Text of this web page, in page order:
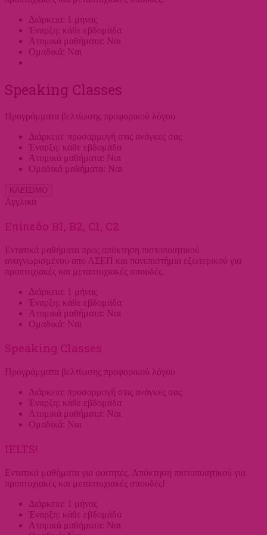
Διάρκεια: 1 μήνας
Έναρξη: κάθε εβδομάδα
Ατομικά μαθήματα: Ναι
Ομαδικά: Ναι
Speaking Classes
Προγράμματα βελτίωσης προφορικού λόγου
Διάρκεια: προσαρμογή στις ανάγκες σας
Έναρξη: κάθε εβδομάδα
Ατομικά μαθήματα: Ναι
Ομαδικά μαθήματα: Ναι
ΚΛΕΙΣΙΜΟ
Αγγλικά
Επίπεδο Β1, Β2, C1, C2
Εντατικά μαθήματα προς απόκτηση πιστοποιητικού
αναγνωρισμένου απο ΑΣΕΠ και πανεπιστήμια εξωτερικού για
προπτυχιακές και μεταπτυχιακές σπουδές.
Διάρκεια: 1 μήνας
Έναρξη: κάθε εβδομάδα
Ατομικά μαθήματα: Ναι
Ομαδικά: Ναι
Speaking Classes
Προγράμματα βελτίωσης προφορικού λόγου
Διάρκεια: προσαρμογή στις ανάγκες σας
Έναρξη: κάθε εβδομάδα
Ατομικά μαθήματα: Ναι
Ομαδικά: Ναι
IELTS!
Εντατικά μαθήματα για φοιτητές. Απόκτηση πιστοποιητικού για
προπτυχιακές και μεταπτυχιακές σπουδές!
Διάρκεια: 1 μήνας
Έναρξη: κάθε εβδομάδα
Ατομικά μαθήματα: Ναι